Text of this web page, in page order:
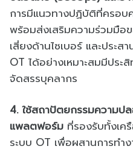
การมีแนวทางปฏิบัติที่ครอ
พร้อมส่งเสริมความร่วมมือ
เสี่ยงด้านไซเบอร์ และประส
OT ได้อย่างเหมาะสมมีปร
จัดสรรบุคลากร
4. ใช้สถาปัตยกรรมความป
แพลตฟอร์ม ที่รองรับทั้งเค
ระบบ OT เพื่อผสานการทำ